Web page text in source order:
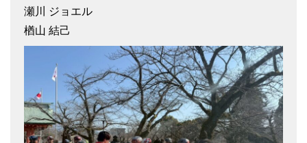
瀬川 ジョエル
楢山 結己